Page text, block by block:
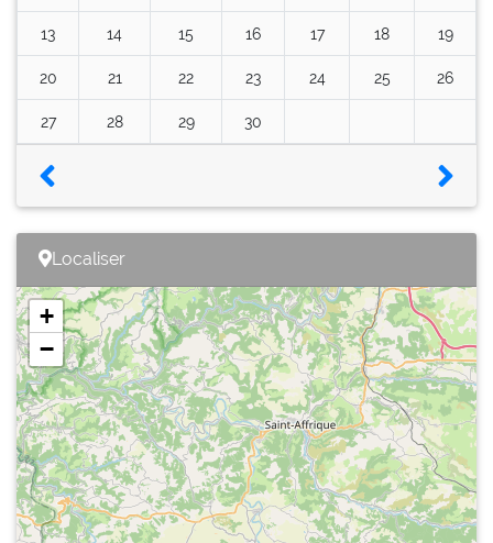
13 14 15 16 17 18 19
20 21 22 23 24 25 26
27 28 29 30
Localiser
+
−